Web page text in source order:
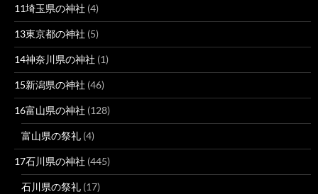
11埼玉県の神社 (4)
13東京都の神社 (5)
14神奈川県の神社 (1)
15新潟県の神社 (46)
16富山県の神社 (128)
富山県の祭礼 (4)
17石川県の神社 (445)
石川県の祭礼 (17)